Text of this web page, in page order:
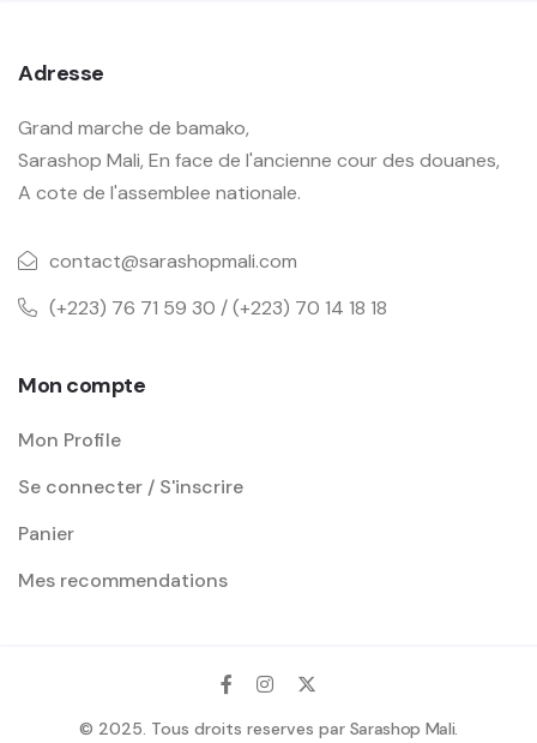
Adresse
Grand marche de bamako,
Sarashop Mali, En face de l'ancienne cour des douanes,
A cote de l'assemblee nationale.
contact@sarashopmali.com
(+223) 76 71 59 30 / (+223) 70 14 18 18
Mon compte
Mon Profile
Se connecter / S'inscrire
Panier
Mes recommendations
© 2025. Tous droits reserves par Sarashop Mali.